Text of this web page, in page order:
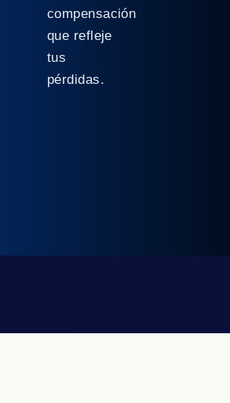
compensación
que refleje
tus
pérdidas.